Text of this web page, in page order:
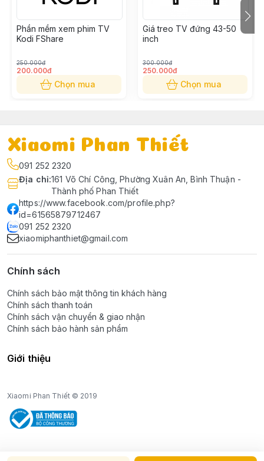
Phần mềm xem phim TV
Kodi FShare
250.000đ
200.000đ
Chọn mua
Giá treo TV đứng 43-50
inch
300.000đ
250.000đ
Chọn mua
Xiaomi Phan Thiết
091 252 2320
Địa chỉ:161 Võ Chí Công, Phường Xuân An, Bình Thuận -
Thành phố Phan Thiết
https://www.facebook.com/profile.php?
id=61565879712467
091 252 2320
xiaomiphanthiet@gmail.com
Chính sách
Chính sách bảo mật thông tin khách hàng
Chính sách thanh toán
Chính sách vận chuyển & giao nhận
Chính sách bảo hành sản phẩm
Giới thiệu
Xiaomi Phan Thiết © 2019